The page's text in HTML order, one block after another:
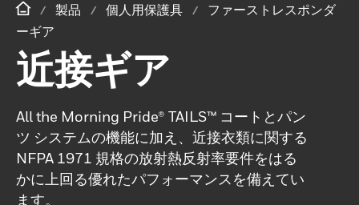
製品 個人用保護具
ファーストレスポンダ
ーギア
近接ギア
All the Morning Pride® TAILS™ コートとパン
ツ システムの機能に加え、近接衣類に関する
NFPA 1971 規格の放射熱反射率要件をはる
かに上回る優れたパフォーマンスを備えてい
ます。